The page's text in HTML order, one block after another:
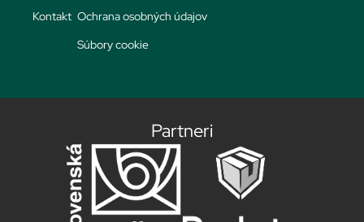
Kontakt Ochrana osobných údajov
Súbory cookie
Partneri